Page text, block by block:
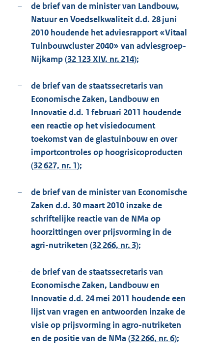
–
de brief van de minister van Landbouw,
Natuur en Voedselkwaliteit d.d. 28 juni
2010 houdende het adviesrapport «Vitaal
Tuinbouwcluster 2040» van adviesgroep-
Nijkamp (32 123 XIV, nr. 214);
–
de brief van de staatssecretaris van
Economische Zaken, Landbouw en
Innovatie d.d. 1 februari 2011 houdende
een reactie op het visiedocument
toekomst van de glastuinbouw en over
importcontroles op hoogrisicoproducten
(32 627, nr. 1);
–
de brief van de minister van Economische
Zaken d.d. 30 maart 2010 inzake de
schriftelijke reactie van de NMa op
hoorzittingen over prijsvorming in de
agri-nutriketen (32 266, nr. 3);
–
de brief van de staatssecretaris van
Economische Zaken, Landbouw en
Innovatie d.d. 24 mei 2011 houdende een
lijst van vragen en antwoorden inzake de
visie op prijsvorming in agro-nutriketen
en de positie van de NMa (32 266, nr. 6);